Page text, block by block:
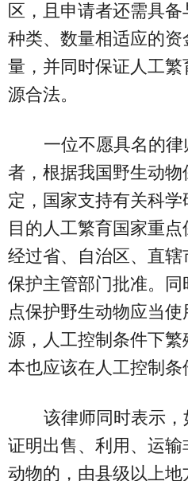
区，且申请者还需具
种类、数量相适应的资
量，并同时保证人工
源合法。
一位不愿具名的
者，根据我国野生动
定，国家支持有关科
目的人工繁育国家重
经过省、自治区、直
保护主管部门批准。
点保护野生动物应当
源，人工控制条件下
本也应该在人工控制条
该律师同时表示
证明出售、利用、运
动物的，由县级以上